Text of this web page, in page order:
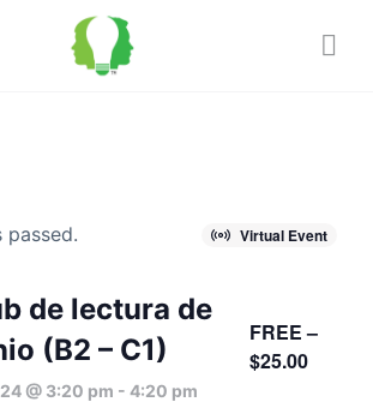
Virtual Event
passed.
de lectura de
(B2 – C1)
@ 3:20 pm - 4:20 pm
FREE –
$25.00